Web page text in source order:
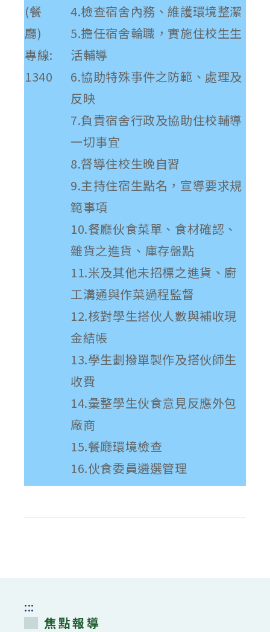
(餐
廳)
專線:
1340
4.檢查宿舍內務、維護環境整潔
5.擔任宿舍輪職，實施住校生生
活輔導
6.協助特殊事件之防範、處理及
反映
7.負責宿舍行政及協助住校輔導
一切事宜
8.督導住校生晚自習
9.主持住宿生點名，宣導要求規
範事項
10.餐廳伙食菜單、食材確認、
雜貨之進貨、庫存盤點
11.米及其他未招標之進貨、廚
工溝通與作菜過程監督
12.核對學生搭伙人數與補收現
金結帳
13.學生劃撥單製作及搭伙師生
收費
14.彙整學生伙食意見反應外包
廠商
15.餐廰環境檢查
16.伙食委員遴選管理
:::
焦點報導